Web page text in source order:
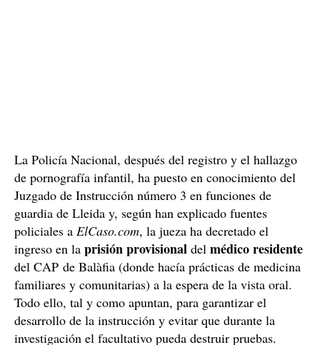
La Policía Nacional, después del registro y el hallazgo
de pornografía infantil, ha puesto en conocimiento del
Juzgado de Instrucción número 3 en funciones de
guardia de Lleida y, según han explicado fuentes
policiales a ElCaso.com, la jueza ha decretado el
ingreso en la prisión provisional del médico residente
del CAP de Balàfia (donde hacía prácticas de medicina
familiares y comunitarias) a la espera de la vista oral.
Todo ello, tal y como apuntan, para garantizar el
desarrollo de la instrucción y evitar que durante la
investigación el facultativo pueda destruir pruebas.